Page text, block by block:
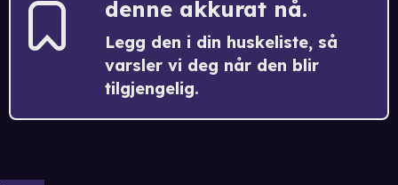
denne akkurat nå.
Legg den i din huskeliste, så
varsler vi deg når den blir
tilgjengelig.